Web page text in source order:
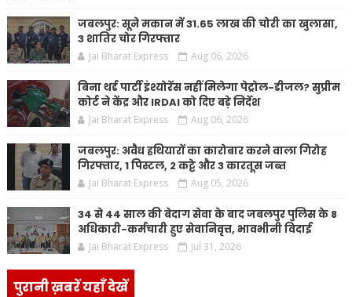
जबलपुर: सूने मकान में 31.65 लाख की चोरी का खुलासा,
3 शातिर चोर गिरफ्तार
Jai Bharat Express Aug 06, 2026
बिना थर्ड पार्टी इंश्योरेंस नहीं मिलेगा पेट्रोल-डीजल? सुप्रीम
कोर्ट ने केंद्र और IRDAI को दिए बड़े निर्देश
Jai Bharat Express Aug 06, 2026
जबलपुर: अवैध हथियारों का कारोबार करने वाला गिरोह
गिरफ्तार, 1 पिस्टल, 2 कट्टे और 3 कारतूस जब्त
Jai Bharat Express Aug 05, 2026
34 से 44 साल की बेदाग सेवा के बाद जबलपुर पुलिस के 8
अधिकारी-कर्मचारी हुए सेवानिवृत्त, भावभीनी विदाई
Jai Bharat Express Jul 31, 2026
पुरानी ख़बरें यहाँ देखें